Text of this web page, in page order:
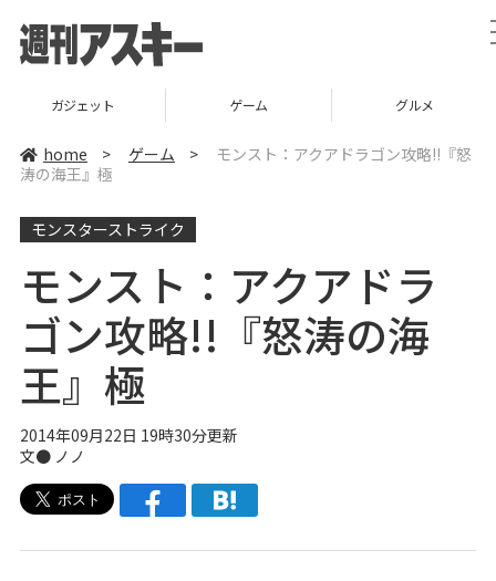
ガジェット ゲーム グルメ
home > ゲーム >
モンスト：アクアドラゴン攻略!!『怒
涛の海王』極
モンスターストライク
モンスト：アクアドラ
ゴン攻略!!『怒涛の海
王』極
2014年09月22日 19時30分更新
文● ノノ